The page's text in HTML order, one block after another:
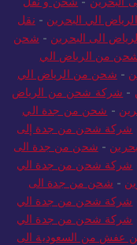
الي البحرين - نقل
الى البحرين - شحن
من الرياض الي
- شحن من الرياض الي
- شركة شحن من الرياض
- شحن من جدة الي
شركة شحن من جدة إلى
- شحن من جدة الى
شركة شحن من جدة الي
- شحن من جدة الى
شركة شحن من جدة الي
شركة شحن من جدة الي
عفش من السعودية الى